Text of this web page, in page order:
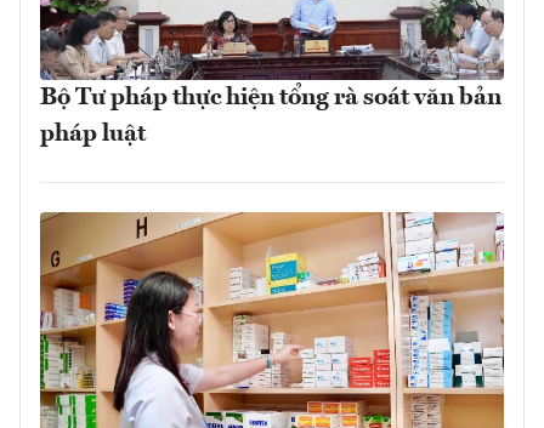
Bộ Tư pháp thực hiện tổng rà soát văn bản
pháp luật